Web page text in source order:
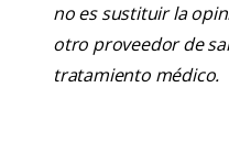
no es sustituir la
otro proveedor de
tratamiento médico.